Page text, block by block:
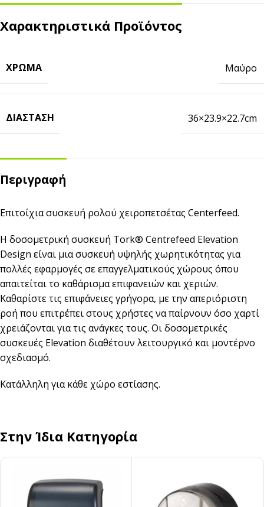
Χαρακτηριστικά Προϊόντος
ΧΡΏΜΑ Μαύρο
ΔΙΆΣΤΑΣΗ 36×23.9×22.7cm
Περιγραφή
Eπιτοίχια συσκευή ρολού χειροπετσέτας Centerfeed.
H δοσομετρική συσκευή Tork® Centrefeed Elevation
Design είναι μια συσκευή υψηλής χωρητικότητας για
πολλές εφαρμογές σε επαγγελματικούς χώρους όπου
απαιτείται το καθάρισμα επιφανειών και χεριών.
Καθαρίστε τις επιφάνειες γρήγορα, με την απεριόριστη
ροή που επιτρέπει στους χρήστες να παίρνουν όσο χαρτί
χρειάζονται για τις ανάγκες τους. Οι δοσομετρικές
συσκευές Elevation διαθέτουν λειτουργικό και μοντέρνο
σχεδιασμό.
Κατάλληλη για κάθε χώρο εστίασης.
Στην Ίδια Κατηγορία